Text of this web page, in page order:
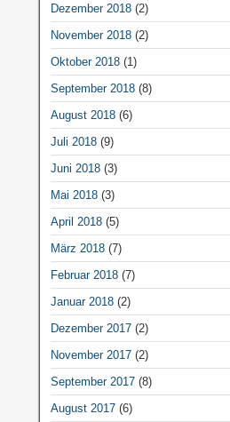
Dezember 2018(2)
November 2018(2)
Oktober 2018(1)
September 2018(8)
August 2018(6)
Juli 2018(9)
Juni 2018(3)
Mai 2018(3)
April 2018(5)
März 2018(7)
Februar 2018(7)
Januar 2018(2)
Dezember 2017(2)
November 2017(2)
September 2017(8)
August 2017(6)